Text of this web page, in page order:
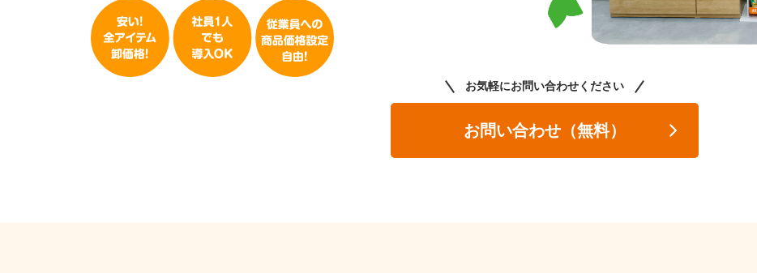
お気軽にお問い合わせください
お問い合わせ（無料）